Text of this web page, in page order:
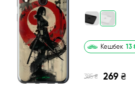
Кешбек 13
385 ₴ 269 ₴